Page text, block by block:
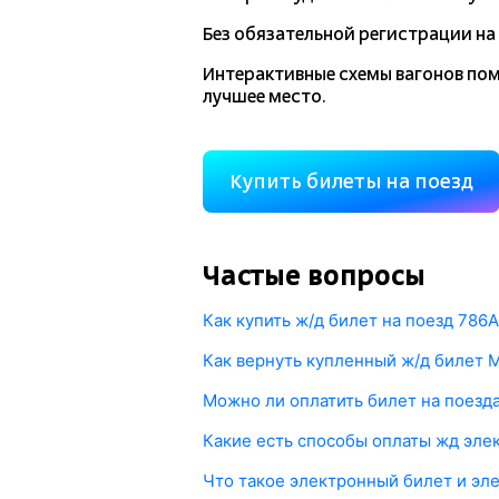
Без обязательной регистрации на
Интерактивные схемы вагонов
лучшее место.
Купить билеты на поезд
Частые вопросы
Как купить ж/д билет на поезд
о наличии жд билетов и их цены.
2. Выберите поезд 786А Сапсан, либо
3. Оплатите билет на поезд онлайн
передана в РЖД и ваш жд билет будет
Как вернуть купленный ж/д билет
Если вы оплатили электронный ж/д
купленного ж/д билета не
Можно ли оплатить билет на
Платежный шлюз был разработан с
Какие есть способы оплаты жд
и МИР, выпущенные в России. Также
Что такое электронный билет и